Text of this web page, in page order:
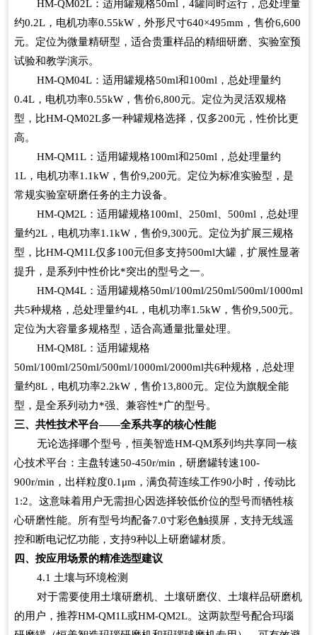
HM-QM02L ：适用罐规格50ml ， 4罐同时运行，总处理量
约0.2L ，电机功率0.55kW ，外形尺寸640×495mm ，售价6,600
元。定位为微量精研型，适合贵重样品的精细研磨、实验室预
试验和教学演示。
HM-QM04L ：适用罐规格50ml和100ml ，总处理量约
0.4L ，电机功率0.55kW ，售价6,800元。定位为灵活双规格
型，比HM-QM02L多一种罐规格选择，仅多200元，性价比更
高。
HM-QM1L ：适用罐规格100ml和250ml ，总处理量约
1L ，电机功率1.1kW ，售价9,200元。定位为标准实验型，是
常规实验室研磨任务的主力设备。
HM-QM2L ：适用罐规格100ml 250ml 500ml ，总处理
量约2L ，电机功率1.1kW ，售价9,300元。定位为扩展三规格
型，比HM-QM1L仅多100元但多支持500ml大罐，扩展性显著
提升，是系列中性价比*突出的型号之一。
HM-QM4L ：适用罐规格50ml/100ml/250ml/500ml/1000ml
共5种规格，总处理量约4L ，电机功率1.5kW ，售价9,500元。
定位为大容量多规格型，适合高通量批量处理。
HM-QM8L ：适用罐规格
50ml/100ml/250ml/500ml/1000ml/2000ml共6种规格，总处理
量约8L ，电机功率2.2kW ，售价13,800元。定位为旗舰全能
型，是全系列动力*强、兼容性*广的型号。
三、共性技术平台——全系共享的核心性能
无论选择哪个型号，恒美智造HM-QM系列均共享同一核
心技术平台：主盘转速50-450r/min ，研磨罐转速100-
900r/min ，出样粒度0.1 μm ，满负荷连续工作90小时，传动比
1:2。这意味着用户无需担心因选择较低价位的型号而牺牲核
心研磨性能。所有型号均配备7.0寸彩色触摸屏，支持无线遥
控和断电记忆功能，支持9种以上研磨罐材质。
四、按应用场景的精准选型建议
4.1 土壤与环境检测
对于需要使用土壤研磨机、土壤研磨仪、土壤样品研磨机
的用户，推荐HM-QM1L或HM-QM2L。这两款型号配合玛瑙